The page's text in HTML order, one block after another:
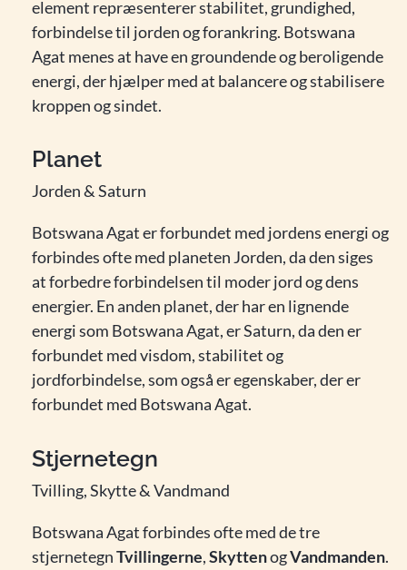
element repræsenterer stabilitet, grundighed,
forbindelse til jorden og forankring. Botswana
Agat menes at have en groundende og beroligende
energi, der hjælper med at balancere og stabilisere
kroppen og sindet.
Planet
Jorden & Saturn
Botswana Agat er forbundet med jordens energi og
forbindes ofte med planeten Jorden, da den siges
at forbedre forbindelsen til moder jord og dens
energier. En anden planet, der har en lignende
energi som Botswana Agat, er Saturn, da den er
forbundet med visdom, stabilitet og
jordforbindelse, som også er egenskaber, der er
forbundet med Botswana Agat.
Stjernetegn
Tvilling, Skytte & Vandmand
Botswana Agat forbindes ofte med de tre
stjernetegnTvillingerne,SkyttenogVandmanden.